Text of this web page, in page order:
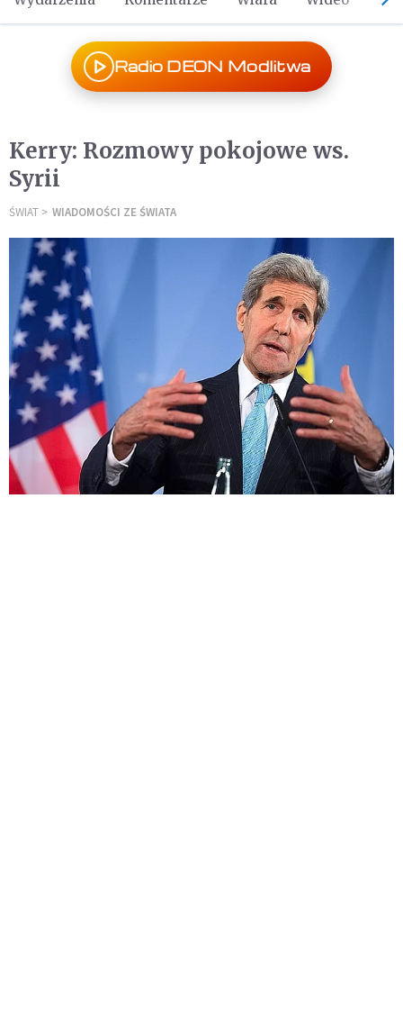
Radio DEON Modlitwa
Kerry: Rozmowy pokojowe ws.
Syrii
ŚWIAT WIADOMOŚCI ZE ŚWIATA